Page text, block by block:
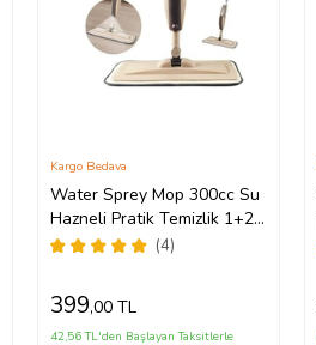
Water Sprey Mop 300cc Su
Hazneli Pratik Temizlik 1+2
yedek Mop 4 renk çeşidi
(4)
Kargo Bedava
399,00 TL
42,56 TL'den Başlayan Taksitlerle